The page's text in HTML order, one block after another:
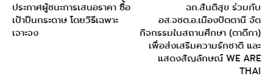
ประกาศผู้ชนะการเสนอราคา ซื้อ
เป้าปืนกระดาษ โดยวิธีเฉพาะ
เจาะจง
ฉก.สันติสุข ร่วมกับ
อส.จชต.อ.เมืองปัตตานี จัด
กิจกรรมในสถานศึกษา (ตาดีกา)
เพื่อส่งเสริมความรักชาติ และ
แสดงสัญลักษณ์ WE ARE
THAI